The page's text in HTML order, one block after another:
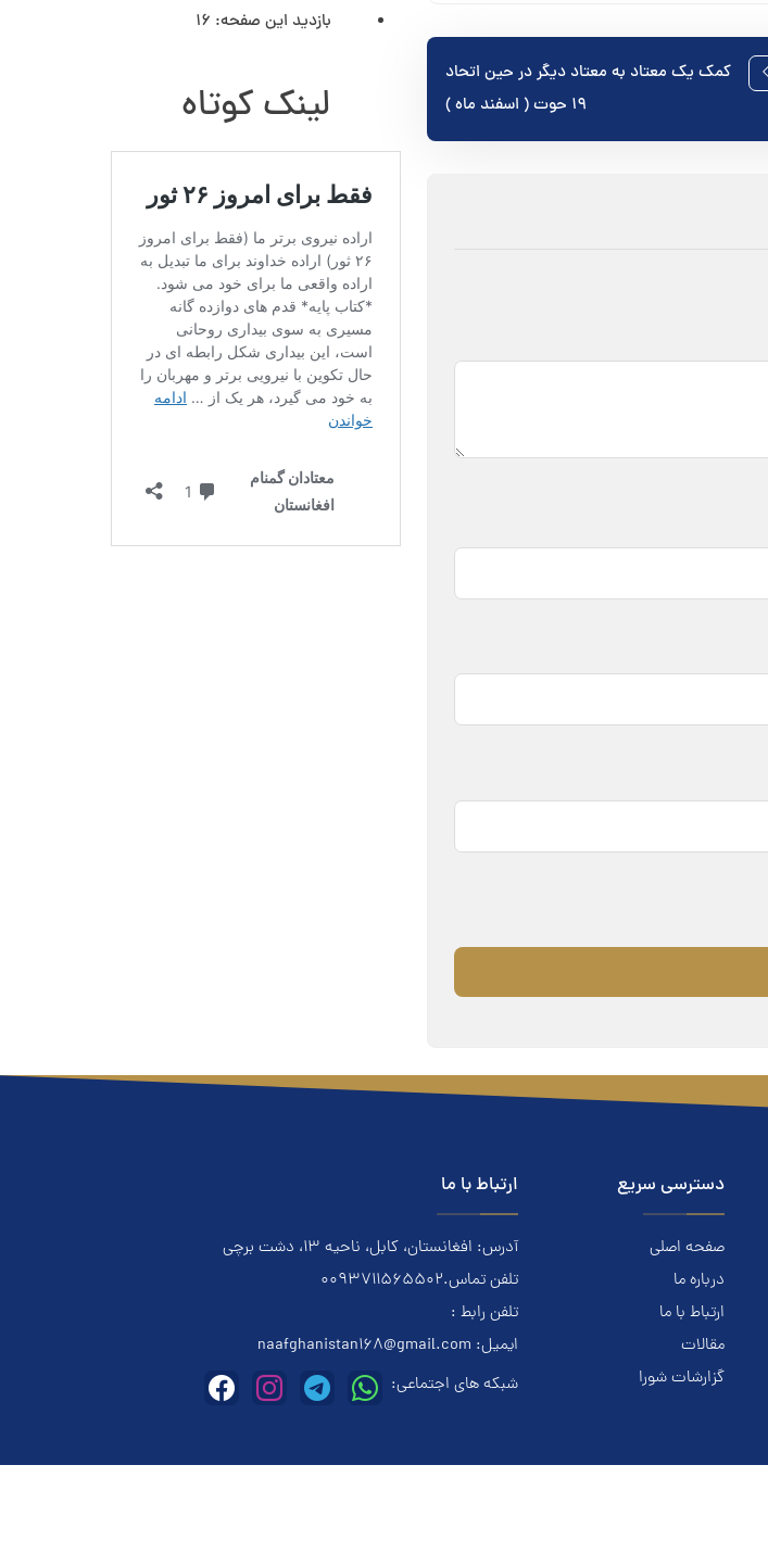
کمک یک معتاد به معتاد دیگر در حین اتحاد
۱۹ حوت ( اسفند ماه )
بازدید این صفحه: 16
لینک کوتاه
دسترسی سریع
صفحه اصلی
درباره ما
ارتباط با ما
مقالات
گزارشات شورا
ارتباط با ما
آدرس: افغانستان، کابل، ناحیه ۱۳، دشت برچی
تلفن تماس.0093711565502
تلفن رابط :
ایمیل: naafghanistan168@gmail.com
شبکه های اجتماعی: